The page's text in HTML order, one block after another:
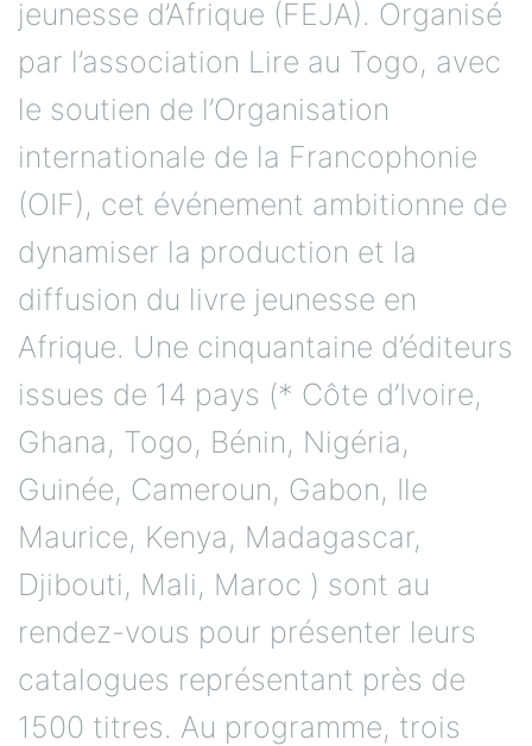
jeunesse d’Afrique (FEJA). Organisé
par l’association Lire au Togo, avec
le soutien de l’Organisation
internationale de la Francophonie
(OIF), cet événement ambitionne de
dynamiser la production et la
diffusion du livre jeunesse en
Afrique. Une cinquantaine d’éditeurs
issues de 14 pays (* Côte d’Ivoire,
Ghana, Togo, Bénin, Nigéria,
Guinée, Cameroun, Gabon, Ile
Maurice, Kenya, Madagascar,
Djibouti, Mali, Maroc ) sont au
rendez-vous pour présenter leurs
catalogues représentant près de
1500 titres. Au programme, trois